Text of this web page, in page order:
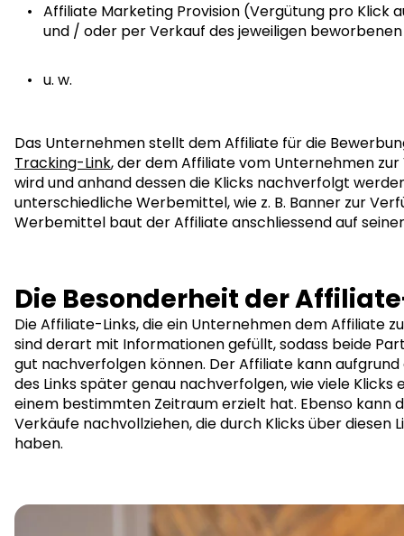
Affiliate Marketing Provision (Vergütung pro Klick
und / oder per Verkauf des jeweiligen
u. w.
Das Unternehmen stellt dem Affiliate für die
Tracking-Link, der dem Affiliate vom Unternehmen
wird und anhand dessen die Klicks nachverfolgt
unterschiedliche Werbemittel, wie z. B. Banner zur
Werbemittel baut der Affiliate anschliessend auf
Die Besonderheit der
Die Affiliate-Links, die ein Unternehmen dem Affiliate
sind derart mit Informationen gefüllt, sodass beide
gut nachverfolgen können. Der Affiliate kann
des Links später genau nachverfolgen, wie viele Klicks
einem bestimmten Zeitraum erzielt hat. Ebenso kann
Verkäufe nachvollziehen, die durch Klicks über diesen
haben.